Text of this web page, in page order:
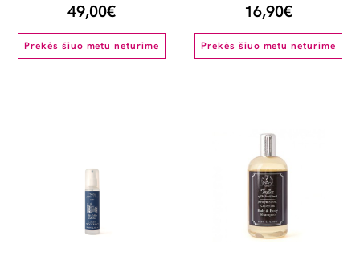
49,00€
Prekės šiuo metu neturime
16,90€
Prekės šiuo metu neturime